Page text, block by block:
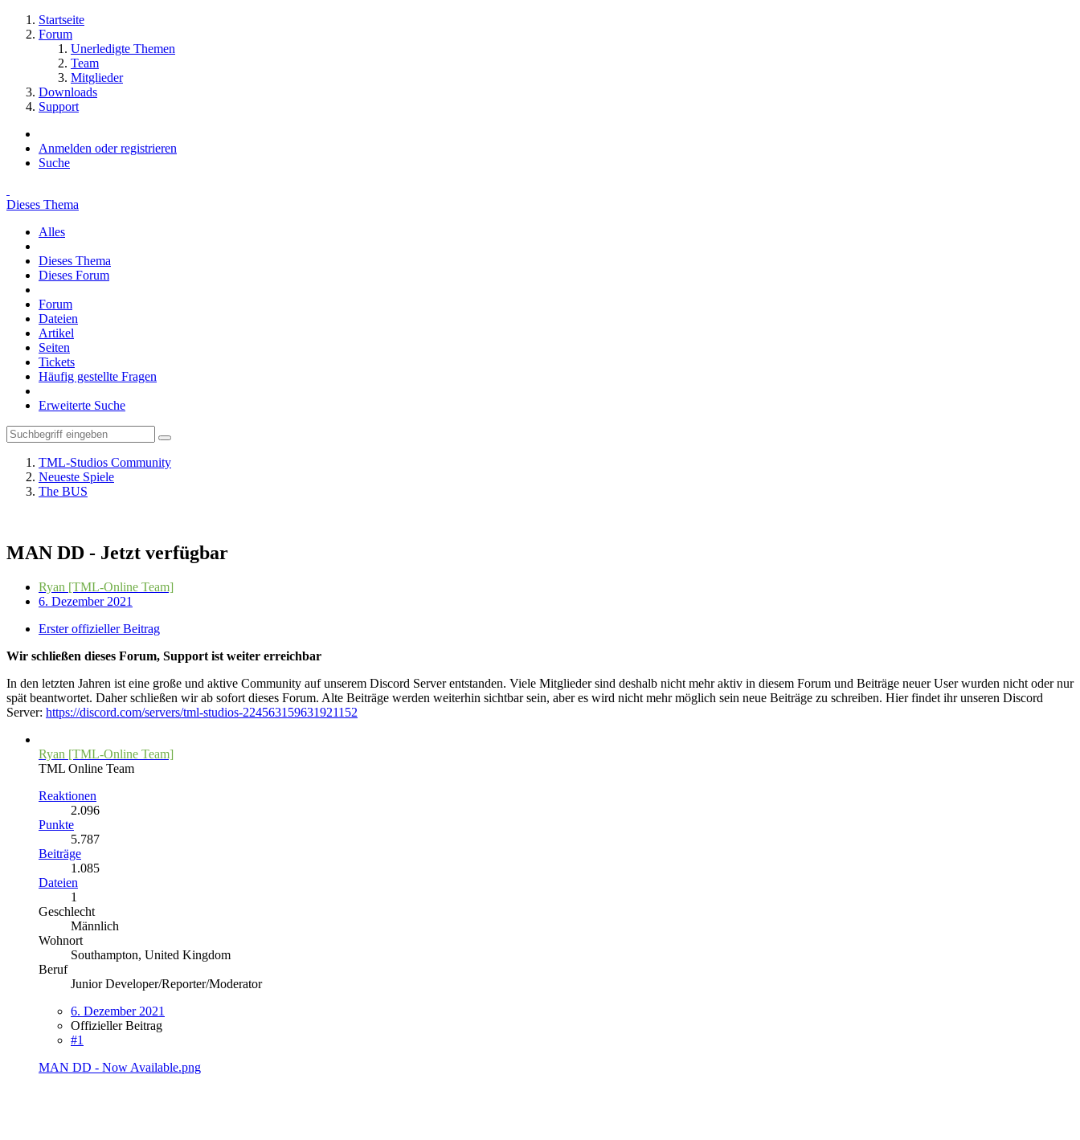
Startseite
Forum
Unerledigte Themen
Team
Mitglieder
Downloads
Support
Anmelden oder registrieren
Suche
Dieses Thema
Alles
Dieses Thema
Dieses Forum
Forum
Dateien
Artikel
Seiten
Tickets
Häufig gestellte Fragen
Erweiterte Suche
TML-Studios Community
Neueste Spiele
The BUS
MAN DD - Jetzt verfügbar
Ryan [TML-Online Team]
6. Dezember 2021
Erster offizieller Beitrag
Wir schließen dieses Forum, Support ist weiter erreichbar
In den letzten Jahren ist eine große und aktive Community auf unserem Discord Server entstanden. Viele Mitglieder sind deshalb nicht mehr aktiv in diesem Forum und Beiträge neuer User wurden nicht oder nur
spät beantwortet. Daher schließen wir ab sofort dieses Forum. Alte Beiträge werden weiterhin sichtbar sein, aber es wird nicht mehr möglich sein neue Beiträge zu schreiben. Hier findet ihr unseren Discord
Server: https://discord.com/servers/tml-studios-224563159631921152
Ryan [TML-Online Team]
TML Online Team
Reaktionen
2.096
Punkte
5.787
Beiträge
1.085
Dateien
1
Geschlecht
Männlich
Wohnort
Southampton, United Kingdom
Beruf
Junior Developer/Reporter/Moderator
6. Dezember 2021
Offizieller Beitrag
#1
MAN DD - Now Available.png